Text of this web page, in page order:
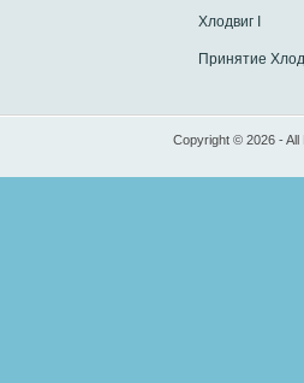
Хлодвиг I
Принятие
Copyright © 2026 -